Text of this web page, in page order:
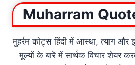
Muharram
मुहर्रम कोट्स हिंदी में आस्था, त्याग
मूल्यों के बारे में सार्थक विचार शेयर